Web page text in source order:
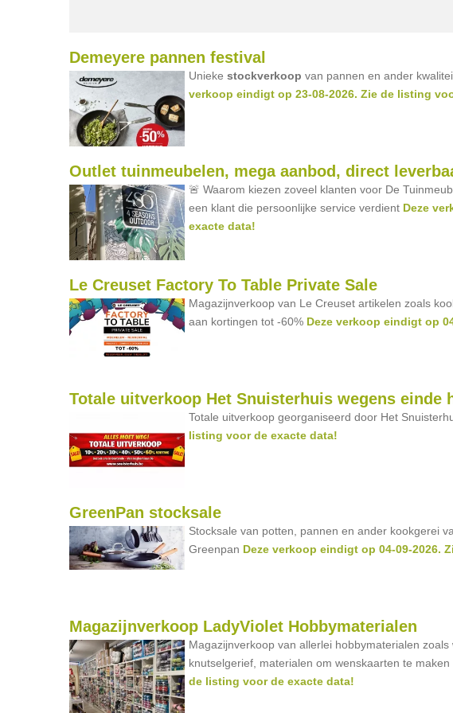
Demeyere pannen festival
Unieke stockverkoop van pannen en ander
verkoop eindigt op 23-08-2026. Zie de listing
Outlet tuinmeubelen, mega aanbod, direct
🚨 Waarom kiezen zoveel klanten voor De
een klant die persoonlijke service verdient Deze
exacte data!
Le Creuset Factory To Table Private Sale
Magazijnverkoop van Le Creuset artikelen zoals
aan kortingen tot -60% Deze verkoop eindigt op
Totale uitverkoop Het Snuisterhuis wegens einde
Totale uitverkoop georganiseerd door Het
listing voor de exacte data!
GreenPan stocksale
Stocksale van potten, pannen en ander kookgerei
Greenpan Deze verkoop eindigt op 04-09-2026.
Magazijnverkoop LadyViolet Hobbymaterialen
Magazijnverkoop van allerlei hobbymaterialen
knutselgerief, materialen om wenskaarten te
de listing voor de exacte data!